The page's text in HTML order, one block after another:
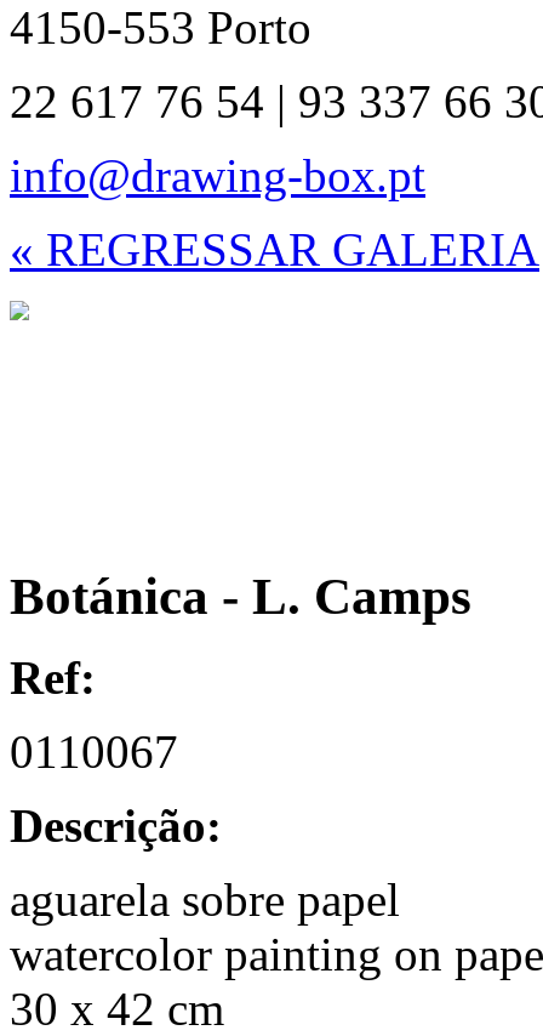
4150-553 Porto
22 617 76 54 | 93 337 66
info@drawing-box.pt
« REGRESSAR GALERIA
Botánica - L. Camps
Ref:
0110067
Descrição:
aguarela sobre papel
watercolor painting on
30 x 42 cm